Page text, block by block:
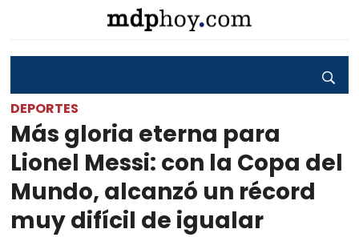
DEPORTES
Más gloria eterna para
Lionel Messi: con la Copa del
Mundo, alcanzó un récord
muy difícil de igualar